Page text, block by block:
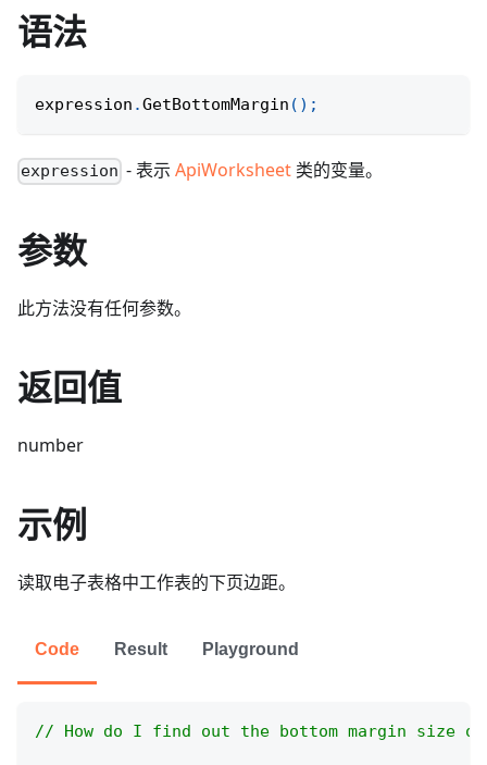
语法
expression .GetBottomMargin ( ) ;
expression - 表示ApiWorksheet 类的变量。
参数
此方法没有任何参数。
返回值
number
示例
读取电子表格中工作表的下页边距。
Code Result Playground
// How do I find out the bottom margin size of